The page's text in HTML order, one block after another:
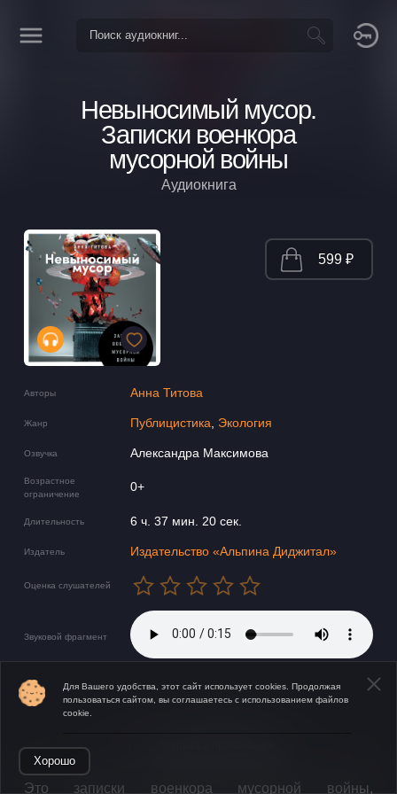
Невыносимый мусор.
Записки военкора
мусорной войны
Аудиокнига
Авторы Анна Титова
Жанр Публицистика Экология
Озвучка Александра Максимова
Возрастное
ограничение
0+
Длительность 6 ч. 37 мин. 20 сек.
Издатель Издательство «Альпина Диджитал»
Оценка слушателей
Звуковой фрагмент
599 ₽
​Это записки военкора мусорной войны,
Для Вашего удобства, этот сайт использует cookies. Продолжая
пользоваться сайтом, вы соглашаетесь с использованием файлов
cookie.
Хорошо